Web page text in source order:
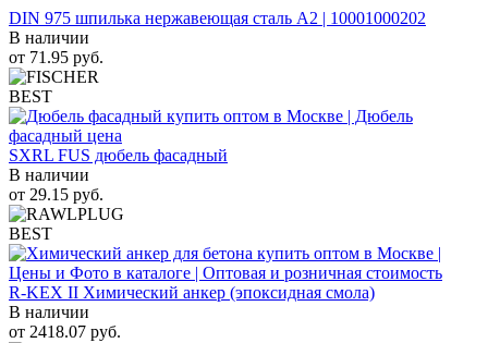
DIN 975 шпилька нержавеющая сталь A2 | 10001000202
В наличии
от 71.95 руб.
BEST
SXRL FUS дюбель фасадный
В наличии
от 29.15 руб.
BEST
R-KEX II Химический анкер (эпоксидная смола)
В наличии
от 2418.07 руб.